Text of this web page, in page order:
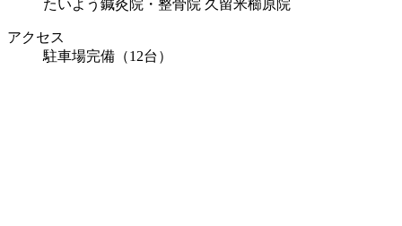
たいよう鍼灸院・整骨院 久留米櫛原院
アクセス
駐車場完備（12台）